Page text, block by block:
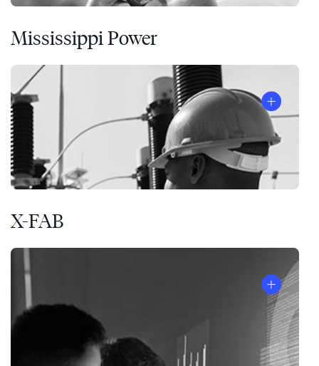
Mississippi Power
X-FAB